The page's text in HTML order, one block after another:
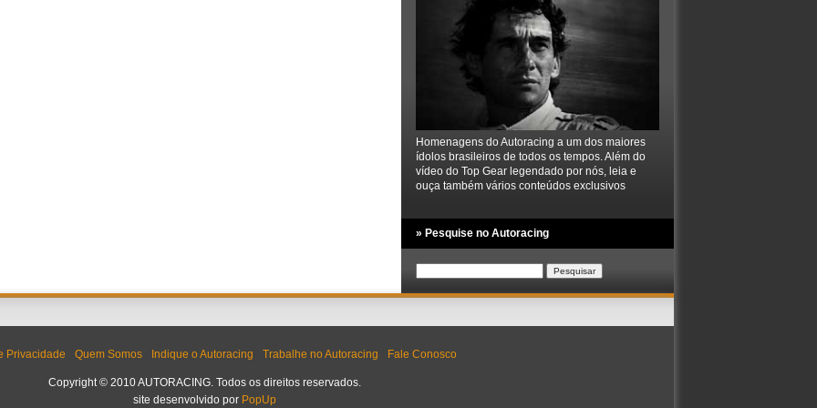
Homenagens do Autoracing a um dos maiores
ídolos brasileiros de todos os tempos. Além do
vídeo do Top Gear legendado por nós, leia e
ouça também vários conteúdos exclusivos
» Pesquise no Autoracing
por:
Privacidade Quem Somos Indique o Autoracing Trabalhe no Autoracing Fale Conosco
Copyright © 2010 AUTORACING. Todos os direitos reservados.
site desenvolvido por PopUp